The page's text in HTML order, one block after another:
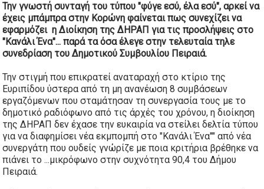
Την γνωστή συνταγή του τύπου "φύγε εσύ, έλα εσύ", αρκεί να
έχεις μπάμπρα στην Κορώνη φαίνεται πως συνεχίζει να
εφαρμόζει η Διοίκηση της ΔΗΡΑΠ για τις προσλήψεις στο
"Κανάλι Ένα"...παρά τα όσα έλεγε στην τελευταία τηλε
συνεδρίαση του Δημοτικού Συμβουλίου Πειραιά.
Την στιγμή που επικρατεί αναταραχή στο κτίριο της
Ευριπίδου ύστερα από τη μη ανανέωση 8 συμβάσεων
εργαζόμενων που σταμάτησαν τη συνεργασία τους με το
δημοτικό ραδιόφωνο από τις άρχές του χρόνου, η διοίκηση
της ΔΗΡΑΠ δεν έχασε την ευκαιρία να στείλει δελτία τύπου
για να διαφημίσει νέα εκμπομπή στο "Κανάλι Ένα"" από νέα
συνεργάτη που ουδείς γνώρίζε με ποια κριτήρια βρέθηκε να
πιάνει το ...μικρόφωνο στην συχνότητα 90,4 του Δήμου
Πειραιά.